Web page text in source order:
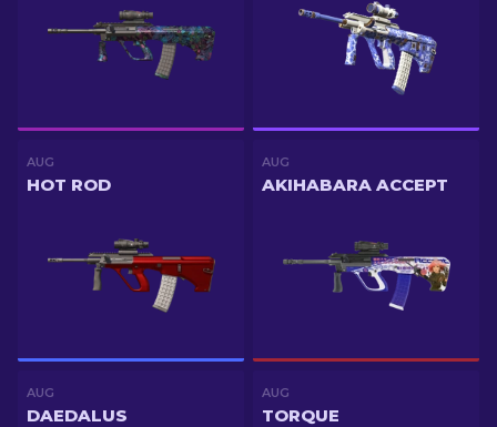
AUG
HOT ROD
AUG
AKIHABARA ACCEPT
AUG
DAEDALUS
AUG
TORQUE